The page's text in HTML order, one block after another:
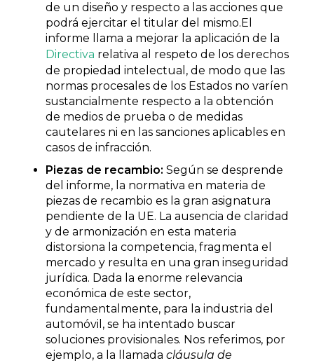
de un diseño y respecto a las acciones que
podrá ejercitar el titular del mismo.El
informe llama a mejorar la aplicación de la
Directiva relativa al respeto de los derechos
de propiedad intelectual, de modo que las
normas procesales de los Estados no varíen
sustancialmente respecto a la obtención
de medios de prueba o de medidas
cautelares ni en las sanciones aplicables en
casos de infracción.
Piezas de recambio: Según se desprende
del informe, la normativa en materia de
piezas de recambio es la gran asignatura
pendiente de la UE. La ausencia de claridad
y de armonización en esta materia
distorsiona la competencia, fragmenta el
mercado y resulta en una gran inseguridad
jurídica. Dada la enorme relevancia
económica de este sector,
fundamentalmente, para la industria del
automóvil, se ha intentado buscar
soluciones provisionales. Nos referimos, por
ejemplo, a la llamada cláusula de